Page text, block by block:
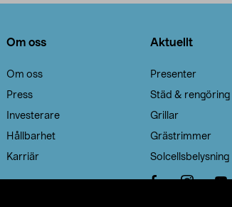
Om oss
Om oss
Press
Investerare
Hållbarhet
Karriär
Aktuellt
Presenter
Städ & rengöring
Grillar
Grästrimmer
Solcellsbelysning